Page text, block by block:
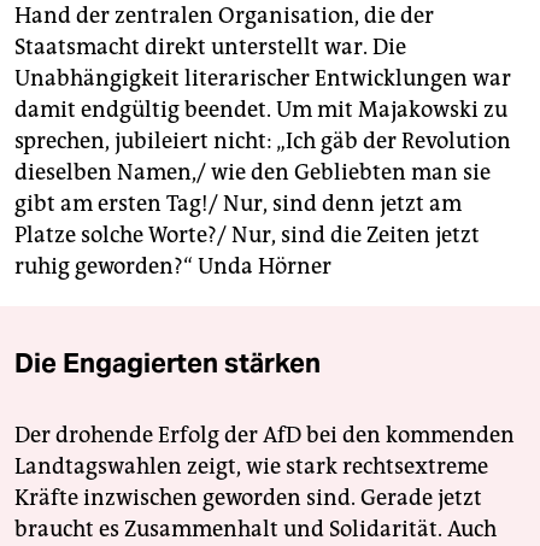
Hand der zentralen Organisation, die der
Staatsmacht direkt unterstellt war. Die
Unabhängigkeit literarischer Entwicklungen war
damit endgültig beendet. Um mit Majakowski zu
sprechen, jubileiert nicht: „Ich gäb der Revolution
dieselben Namen,/ wie den Gebliebten man sie
gibt am ersten Tag!/ Nur, sind denn jetzt am
Platze solche Worte?/ Nur, sind die Zeiten jetzt
ruhig geworden?“ Unda Hörner
Die Engagierten stärken
Der drohende Erfolg der AfD bei den kommenden
Landtagswahlen zeigt, wie stark rechtsextreme
Kräfte inzwischen geworden sind. Gerade jetzt
braucht es Zusammenhalt und Solidarität. Auch